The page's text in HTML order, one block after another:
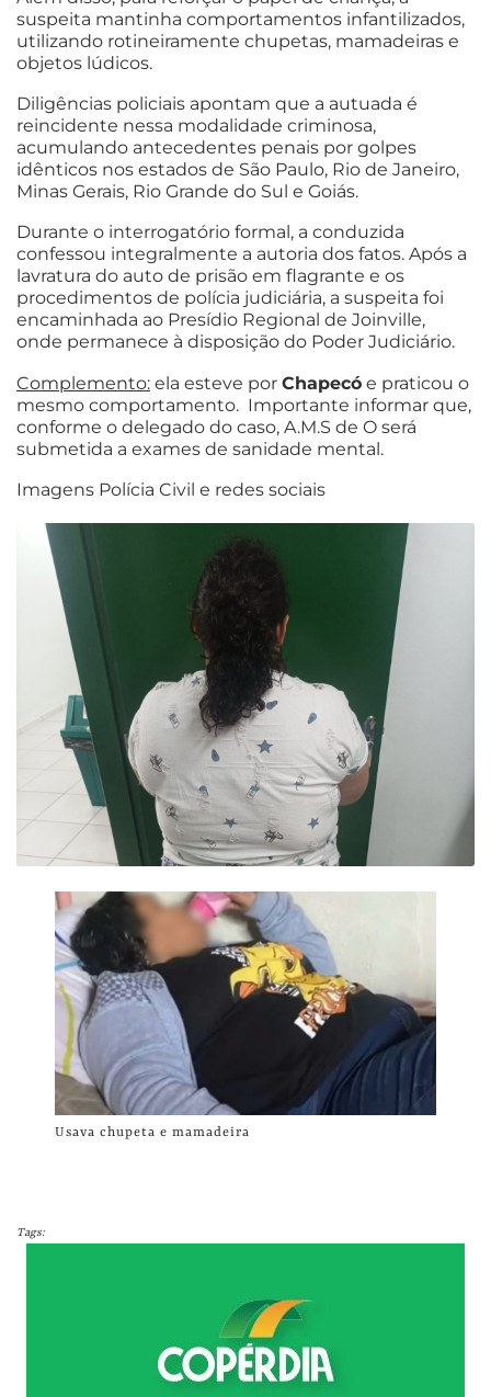
suspeita mantinha comportamentos infantilizados,
utilizando rotineiramente chupetas, mamadeiras e
objetos lúdicos.
Diligências policiais apontam que a autuada é
reincidente nessa modalidade criminosa,
acumulando antecedentes penais por golpes
idênticos nos estados de São Paulo, Rio de Janeiro,
Minas Gerais, Rio Grande do Sul e Goiás.
Durante o interrogatório formal, a conduzida
confessou integralmente a autoria dos fatos. Após a
lavratura do auto de prisão em flagrante e os
procedimentos de polícia judiciária, a suspeita foi
encaminhada ao Presídio Regional de Joinville,
onde permanece à disposição do Poder Judiciário.
Complemento: ela esteve por Chapecó e praticou o
mesmo comportamento. Importante informar que,
conforme o delegado do caso, A.M.S de O será
submetida a exames de sanidade mental.
Imagens Polícia Civil e redes sociais
Usava chupeta e mamadeira
Tags: